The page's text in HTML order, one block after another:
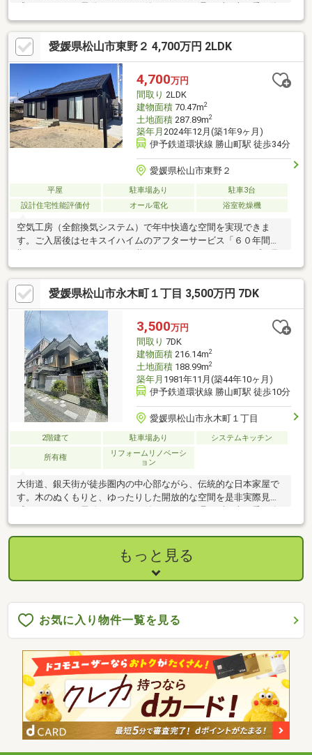
感じて下さい。電動シャッター付きで、雨に濡れずに車の乗り降
りが可能です。
愛媛県松山市東野２ 4,700万円 2LDK
4,700万円
間取り 2LDK
建物面積70.47m2
土地面積287.89m2
築年月 2024年12月(築1年9ヶ月)
伊予鉄道環状線 勝山町駅 徒歩34分
愛媛県松山市東野２
平屋 駐車場あり
駐車3台
設計住宅性能評価付
オール電化 浴室乾燥機
空気工房（全館換気システム）で年中快適な空間を実現できま
す。ご入居後はセキスイハイムのアフターサービス「６０年間長
守ります。●東南の角地で土地が広く南側の空きスペースを色々
活用出来ます●カーポート付駐車場は２台停める事が出来ます
（土地が広いのでそれ以上の車が停めれます）●空気工房では屋
外の空気を取り入れる場合、高性能フィルターで花粉・粉塵をブ
ロック（除湿機能あり）●工場でつくる木の家２×６工法で高気
密・高断熱の家を実現●太陽光発電システム５．５５Ｋｗを搭載
愛媛県松山市永木町１丁目 3,500万円 7DK
3,500万円
間取り 7DK
建物面積216.14m2
土地面積188.99m2
築年月 1981年11月(築44年10ヶ月)
伊予鉄道環状線 勝山町駅 徒歩10分
愛媛県松山市永木町１丁目
2階建て 駐車場あり システムキッチン
所有権
リフォームリノベーシ
ョン
大街道、銀天街が徒歩圏内の中心部ながら、伝統的な日本家屋で
す。木のぬくもりと、ゆったりした開放的な空間を是非実際見て
感じて下さい。電動シャッター付きで、雨に濡れずに車の乗り降
りが可能です。
もっと見る
お気に入り物件一覧を見る